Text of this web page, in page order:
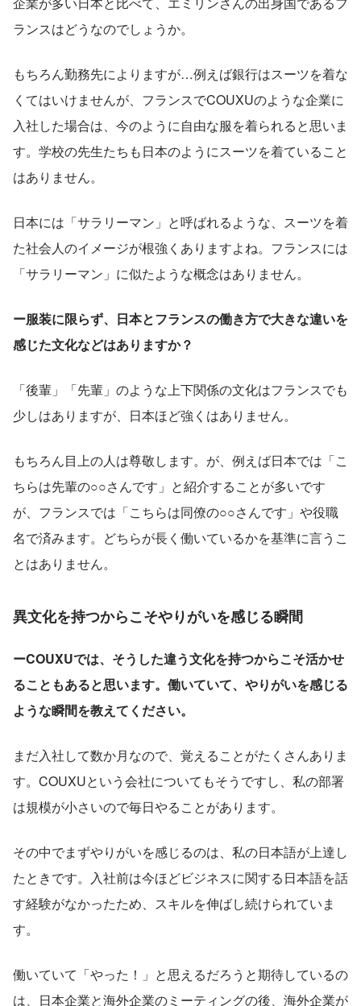
ランスはどうなのでしょうか。
もちろん勤務先によりますが…例えば銀行はスーツを着な
くてはいけませんが、フランスでCOUXUのような企業に
入社した場合は、今のように自由な服を着られると思いま
す。学校の先生たちも日本のようにスーツを着ていること
はありません。
日本には「サラリーマン」と呼ばれるような、スーツを着
た社会人のイメージが根強くありますよね。フランスには
「サラリーマン」に似たような概念はありません。
ー服装に限らず、日本とフランスの働き方で大きな違いを
感じた文化などはありますか？
「後輩」「先輩」のような上下関係の文化はフランスでも
少しはありますが、日本ほど強くはありません。
もちろん目上の人は尊敬します。が、例えば日本では「こ
ちらは先輩の○○さんです」と紹介することが多いです
が、フランスでは「こちらは同僚の○○さんです」や役職
名で済みます。どちらが長く働いているかを基準に言うこ
とはありません。
異文化を持つからこそやりがいを感じる瞬間
ーCOUXUでは、そうした違う文化を持つからこそ活かせ
ることもあると思います。働いていて、やりがいを感じる
ような瞬間を教えてください。
まだ入社して数か月なので、覚えることがたくさんありま
す。COUXUという会社についてもそうですし、私の部署
は規模が小さいので毎日やることがあります。
その中でまずやりがいを感じるのは、私の日本語が上達し
たときです。入社前は今ほどビジネスに関する日本語を話
す経験がなかったため、スキルを伸ばし続けられていま
す。
働いていて「やった！」と思えるだろうと期待しているの
は、日本企業と海外企業のミーティングの後、海外企業が